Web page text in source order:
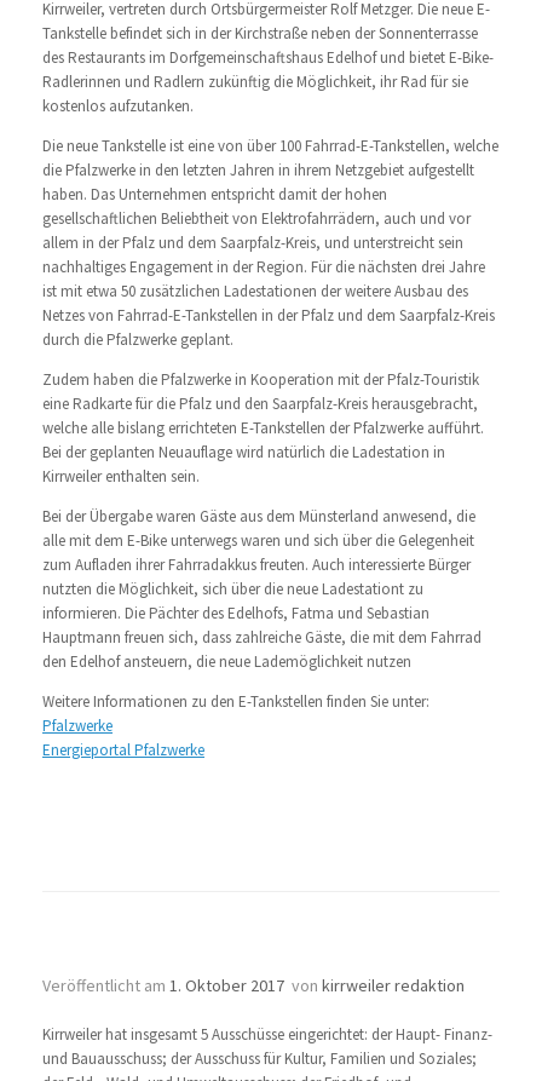
Kirrweiler, vertreten durch Ortsbürgermeister Rolf Metzger. Die neue E-
Tankstelle befindet sich in der Kirchstraße neben der Sonnenterrasse
des Restaurants im Dorfgemeinschaftshaus Edelhof und bietet E-Bike-
Radlerinnen und Radlern zukünftig die Möglichkeit, ihr Rad für sie
kostenlos aufzutanken.
Die neue Tankstelle ist eine von über 100 Fahrrad-E-Tankstellen, welche
die Pfalzwerke in den letzten Jahren in ihrem Netzgebiet aufgestellt
haben. Das Unternehmen entspricht damit der hohen
gesellschaftlichen Beliebtheit von Elektrofahrrädern, auch und vor
allem in der Pfalz und dem Saarpfalz-Kreis, und unterstreicht sein
nachhaltiges Engagement in der Region. Für die nächsten drei Jahre
ist mit etwa 50 zusätzlichen Ladestationen der weitere Ausbau des
Netzes von Fahrrad-E-Tankstellen in der Pfalz und dem Saarpfalz-Kreis
durch die Pfalzwerke geplant.
Zudem haben die Pfalzwerke in Kooperation mit der Pfalz-Touristik
eine Radkarte für die Pfalz und den Saarpfalz-Kreis herausgebracht,
welche alle bislang errichteten E-Tankstellen der Pfalzwerke aufführt.
Bei der geplanten Neuauflage wird natürlich die Ladestation in
Kirrweiler enthalten sein.
Bei der Übergabe waren Gäste aus dem Münsterland anwesend, die
alle mit dem E-Bike unterwegs waren und sich über die Gelegenheit
zum Aufladen ihrer Fahrradakkus freuten. Auch interessierte Bürger
nutzten die Möglichkeit, sich über die neue Ladestationt zu
informieren. Die Pächter des Edelhofs, Fatma und Sebastian
Hauptmann freuen sich, dass zahlreiche Gäste, die mit dem Fahrrad
den Edelhof ansteuern, die neue Lademöglichkeit nutzen
Weitere Informationen zu den E-Tankstellen finden Sie unter:
Pfalzwerke
Energieportal Pfalzwerke
Veröffentlicht am 1. Oktober 2017 von kirrweiler redaktion
Kirrweiler hat insgesamt 5 Ausschüsse eingerichtet: der Haupt- Finanz-
und Bauausschuss; der Ausschuss für Kultur, Familien und Soziales;